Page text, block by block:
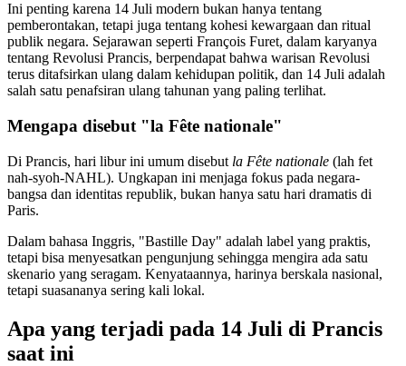
Ini penting karena 14 Juli modern bukan hanya tentang
pemberontakan, tetapi juga tentang kohesi kewargaan dan ritual
publik negara. Sejarawan seperti François Furet, dalam karyanya
tentang Revolusi Prancis, berpendapat bahwa warisan Revolusi
terus ditafsirkan ulang dalam kehidupan politik, dan 14 Juli adalah
salah satu penafsiran ulang tahunan yang paling terlihat.
Mengapa disebut "la Fête nationale"
Di Prancis, hari libur ini umum disebut la Fête nationale (lah fet
nah-syoh-NAHL). Ungkapan ini menjaga fokus pada negara-
bangsa dan identitas republik, bukan hanya satu hari dramatis di
Paris.
Dalam bahasa Inggris, "Bastille Day" adalah label yang praktis,
tetapi bisa menyesatkan pengunjung sehingga mengira ada satu
skenario yang seragam. Kenyataannya, harinya berskala nasional,
tetapi suasananya sering kali lokal.
Apa yang terjadi pada 14 Juli di Prancis
saat ini